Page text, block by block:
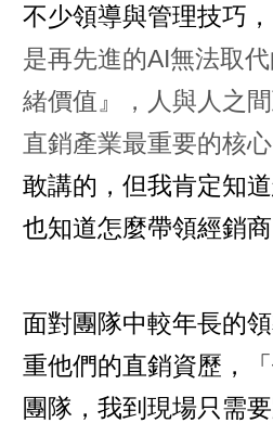
不少領導與管理技巧
是再先進的AI無法取
緒價值』，人與人之
直銷產業最重要的核心
敢講的，但我肯定知
也知道怎麼帶領經銷商
面對團隊中較年長的
重他們的直銷資歷，
團隊，我到現場只需